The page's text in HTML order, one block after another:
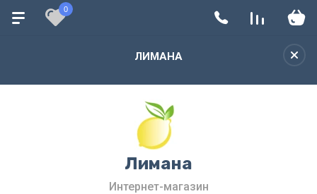
ЛИМАНА
0
Лимана
Интернет-магазин